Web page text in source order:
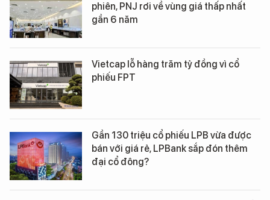
phiên, PNJ rơi về vùng giá thấp nhất
gần 6 năm
Vietcap lỗ hàng trăm tỷ đồng vì cổ
phiếu FPT
Gần 130 triệu cổ phiếu LPB vừa được
bán với giá rẻ, LPBank sắp đón thêm
đại cổ đông?